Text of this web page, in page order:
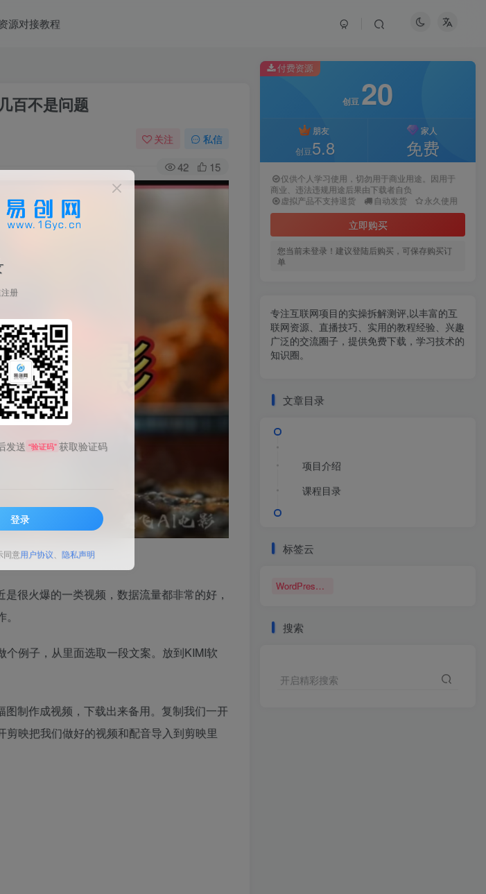
源对接教程
百不是问题
关注 私信
42 15
很火爆的一类视频，数据流量都非常的好，
例子，从里面选取一段文案。放到KIMI软
制作成视频，下载出来备用。复制我们一开
映把我们做好的视频和配音导入到剪映里
付费资源
创豆 20
朋友
创豆5.8
家人
免费
仅供个人学习使用，切勿用于商业用途。因用于
商业、违法违规用途后果由下载者自负
虚拟产品不支持退货
自动发货 永久使用
立即购买
您当前未登录！建议登陆后购买，可保存购买订
单
专注互联网项目的实操拆解测评,以丰富的互
联网资源、直播技巧、实用的教程经验、兴趣
广泛的交流圈子，提供免费下载，学习技术的
知识圈。
文章目录
项目介绍
课程目录
标签云
WordPress博客
搜索
开启精彩搜索
注册
发送 “验证码” 获取验证码
登录
同意用户协议、 隐私声明